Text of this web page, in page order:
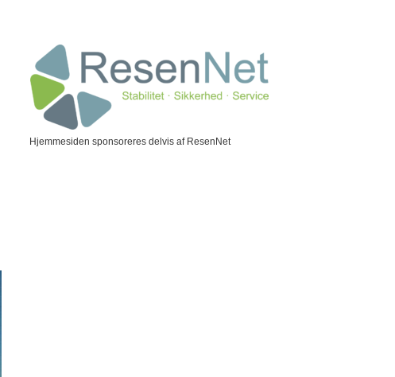
Hjemmesiden sponsoreres delvis af ResenNet